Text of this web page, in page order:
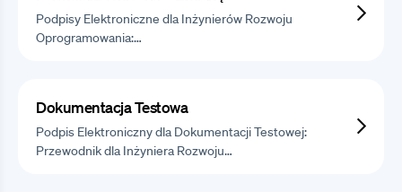
Podpisy Elektroniczne dla Inżynierów Rozwoju
Oprogramowania:…
Dokumentacja Testowa
Podpis Elektroniczny dla Dokumentacji Testowej:
Przewodnik dla Inżyniera Rozwoju…